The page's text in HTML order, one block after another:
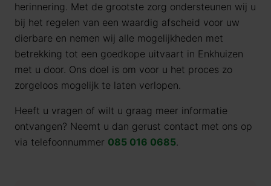
herinnering. Met de grootste zorg ondersteunen wij u
bij het regelen van een waardig afscheid voor uw
dierbare en nemen wij alle mogelijkheden met
betrekking tot een goedkope uitvaart in Enkhuizen
met u door. Ons doel is om voor u het proces zo
zorgeloos mogelijk te laten verlopen.
Heeft u vragen of wilt u graag meer informatie
ontvangen? Neemt u dan gerust contact met ons op
via telefoonnummer 085 016 0685.